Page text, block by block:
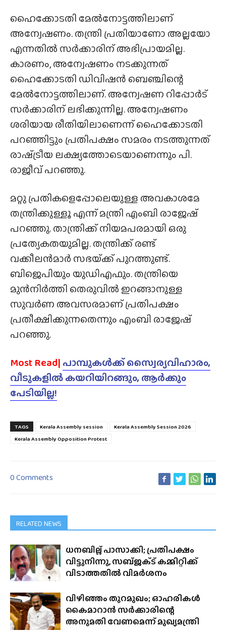
ഹൈക്കോടതി മേൽനോട്ടത്തിലാണ്
അന്വേഷണം. തന്ത്രി പ്രതിയാണോ അല്ലയോ
എന്നതിൽ സർക്കാരിന് അഭിപ്രായമില്ല.
കാരണം, അന്വേഷണം നടക്കുന്നത്
ഹൈക്കോടതി ഡിവിഷൻ ബെഞ്ചിന്റെ
മേൽനോട്ടത്തിലാണ്. അന്വേഷണ റിപ്പോർട്
സർക്കാരിന് ലഭിക്കുന്നില്ല. അന്വേഷണം
ശരിയായ രീതിയിലാണെന്ന് ഹൈക്കോടതി
പറഞ്ഞിട്ടും പ്രതിപക്ഷം സമരം നടത്തുന്നത്
രാഷ്‌ട്രീയ ലക്ഷ്യത്തോടെയാണെന്നും പി.
രാജീവ് പറഞ്ഞു.
മറ്റു പ്രതികളെപ്പോലെയുള്ള അവകാശമേ
തന്ത്രിക്കുള്ളൂ എന്ന് മന്ത്രി എംബി രാജേഷ്
പറഞ്ഞു. താന്ത്രിക്ക് നിയമപരമായി ഒരു
പ്രത്യേകതയുമില്ല. തന്ത്രിക്ക് രണ്ട്
വക്കീലൻമാർ സഭയ്‌ക്ക്‌ പുറത്തുണ്ട്.
ബിജെപിയും യുഡിഎഫും. തന്ത്രിയെ
മുൻനിർത്തി തെരുവിൽ ഇറങ്ങാനുള്ള
സുവർണ അവസരമാണ് പ്രതിപക്ഷം
പ്രതീക്ഷിക്കുന്നതെന്നും എംബി രാജേഷ്
പറഞ്ഞു.
Most Read| പാമ്പുകൾക്ക് സ്വൈര്യവിഹാരം,
വീടുകളിൽ കയറിയിറങ്ങും, ആർക്കും
പേടിയില്ല!
TAGS Kerala Assembly session
Kerala Assembly Session 2026
Kerala Assembly Opposition Protest
0 Comments
RELATED NEWS
ധനബില്ല് പാസാക്കി; പ്രതിപക്ഷം
വിട്ടുനിന്നു, സബ്‌ജക്‌ട് കമ്മിറ്റിക്ക്
വിടാത്തതിൽ വിമർശനം
വിഴിഞ്ഞം തുറമുഖം; ഓഹരികൾ
കൈമാറാൻ സർക്കാരിന്റെ
അനുമതി വേണമെന്ന് മുഖ്യമന്ത്രി